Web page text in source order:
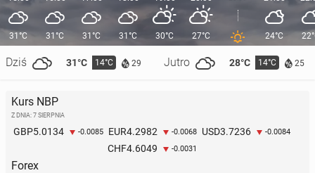
31°C
Dziś 31°C 14°C 29 Jutro 28°C 14°C 25
31°C 31°C 31°C 30°C 27°C 24°C
Kurs NBP
Z DNIA: 7 SIERPNIA
GBP5.0134 -0.0085 EUR4.2982 -0.0068 USD3.7236 -0.0084
CHF4.6049 -0.0031
Forex